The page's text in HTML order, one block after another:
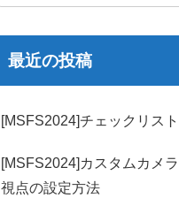
最近の投稿
[MSFS2024]チェックリス
[MSFS2024]カスタムカメ
視点の設定方法